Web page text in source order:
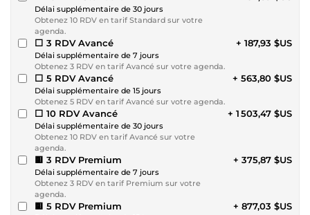
Délai supplémentaire de 30 jours
Obtenez 10 RDV en tarif Standard sur votre
agenda.
⬜ 3 RDV Avancé
Délai supplémentaire de 7 jours
Obtenez 3 RDV en tarif Avancé sur votre agenda.
+ 187,93 $US
⬜ 5 RDV Avancé
Délai supplémentaire de 15 jours
Obtenez 5 RDV en tarif Avancé sur votre agenda.
+ 563,80 $US
⬜ 10 RDV Avancé
Délai supplémentaire de 30 jours
Obtenez 10 RDV en tarif Avancé sur votre
agenda.
+ 1 503,47 $US
🟨 3 RDV Premium
Délai supplémentaire de 7 jours
Obtenez 3 RDV en tarif Premium sur votre
agenda.
+ 375,87 $US
🟨 5 RDV Premium + 877,03 $US